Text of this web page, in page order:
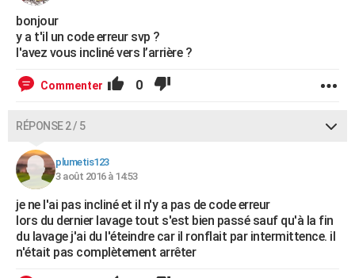
S'inscrire
Se connecter
Lycées
Collèges
Primaires
Universités
Entreprises
Service militaire
Avis de recherche
FORUM
bonjour
y a t'il un code erreur svp ?
l'avez vous incliné vers l’arrière ?
Commenter 0
RÉPONSE 2 / 5
plumetis123
3 août 2016 à 14:53
je ne l'ai pas incliné et il n'y a pas de code erreur
lors du dernier lavage tout s'est bien passé sauf qu'à la fin
du lavage j'ai du l'éteindre car il ronflait par intermittence. il
n'était pas complètement arrêter